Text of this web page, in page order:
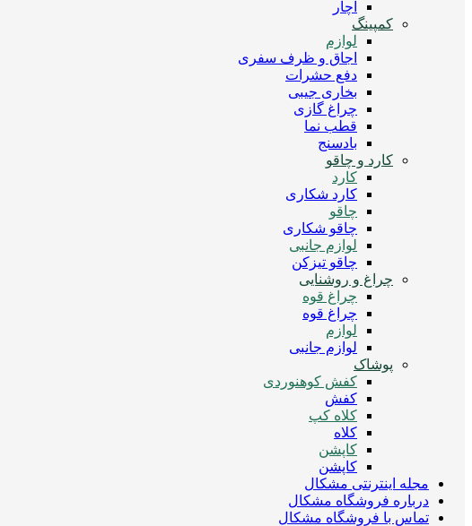
آچار
کمپینگ
لوازم
اجاق و ظرف سفری
دفع حشرات
بخاری جیبی
چراغ گازی
قطب نما
بادسنج
کارد و چاقو
کارد
کارد شکاری
چاقو
چاقو شکاری
لوازم جانبی
چاقو تیزکن
چراغ و روشنایی
چراغ قوه
چراغ قوه
لوازم
لوازم جانبی
پوشاک
کفش کوهنوردی
کفش
کلاه کپ
کلاه
کاپشن
کاپشن
مجله اینترنتی مشکال
درباره فروشگاه مشکال
تماس با فروشگاه مشکال